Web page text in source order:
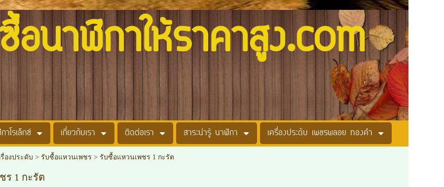
าฬิกาให้ราคาสูง.com
โรเล็กซ์ เกี่ยวกับเรา ติดต่อเรา สาระน่ารู้ นาฬิกา เครื่องประดับ เพชรพลอย ทองคำ
องประดับ > รับซื้อแหวนเพชร > รับซื้อแหวนเพชร 1 กะรัต
ร 1 กะรัต